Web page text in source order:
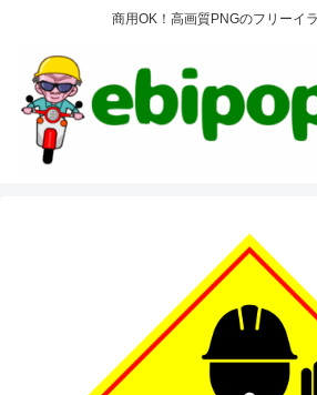
商用OK！高画質PNGのフリーイラス